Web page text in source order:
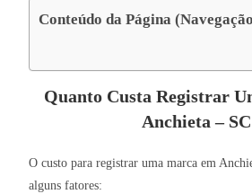
Conteúdo da Página
Quanto Custa Registrar
Anchieta –
O custo para registrar uma marca em
alguns fatores: